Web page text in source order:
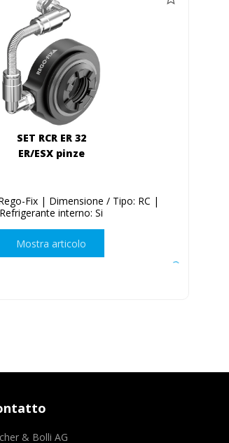
SET RCR ER 32
ER/ESX pinze
Fix | Dimensione / Tipo: RC |
Refrigerante interno: Si
Mostra articolo
& Bolli AG